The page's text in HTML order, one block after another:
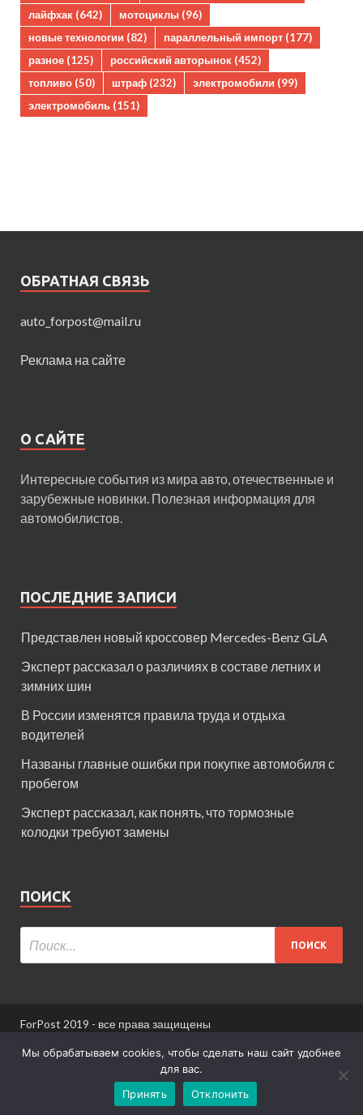
лайфхак (642) мотоциклы (96)
новые технологии (82) параллельный импорт (177)
разное (125) российский авторынок (452)
топливо (50) штраф (232) электромобили (99)
электромобиль (151)
ОБРАТНАЯ СВЯЗЬ
auto_forpost@mail.ru
Реклама на сайте
О САЙТЕ
Интересные события из мира авто, отечественные и
зарубежные новинки. Полезная информация для
автомобилистов.
ПОСЛЕДНИЕ ЗАПИСИ
Представлен новый кроссовер Mercedes-Benz GLA
Эксперт рассказал о различиях в составе летних и
зимних шин
В России изменятся правила труда и отдыха
водителей
Названы главные ошибки при покупке автомобиля с
пробегом
Эксперт рассказал, как понять, что тормозные
колодки требуют замены
ПОИСК
ForPost 2019 - все права защищены
При использовании материалов сайта ссылка
Информация для пользователей сайта
Мы обрабатываем cookies, чтобы сделать наш сайт удобнее
для вас.
Принять
Отклонить